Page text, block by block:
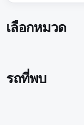
เลือกหมวด
รถที่พบ